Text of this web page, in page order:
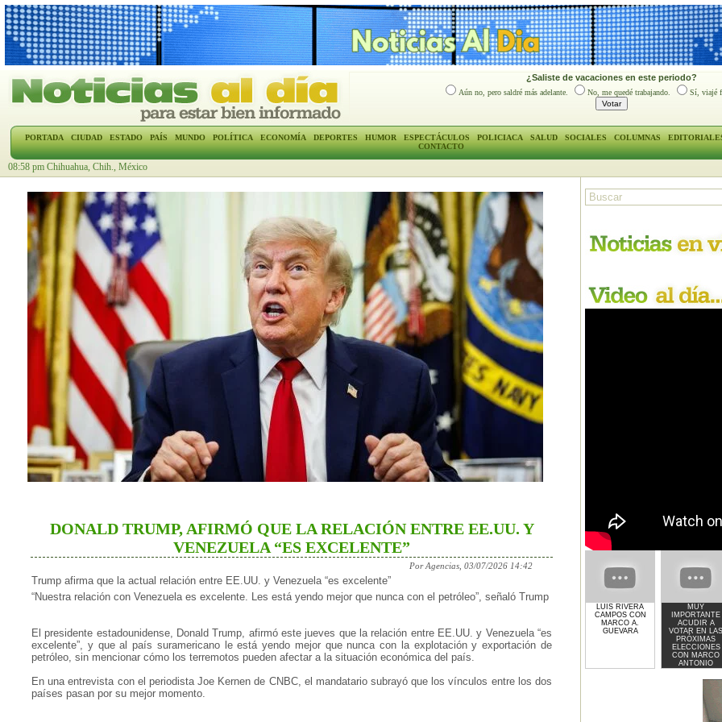
¿Saliste de vacaciones en este periodo?
Aún no, pero saldré más adelante. No, me quedé trabajando. Sí, viajé
PORTADA CIUDAD ESTADO PAÍS MUNDO POLÍTICA ECONOMÍA DEPORTES HUMOR ESPECTÁCULOS POLICIACA SALUD SOCIALES COLUMNAS
CONTACTO
08:58 pm Chihuahua, Chih., México
DONALD TRUMP, AFIRMÓ QUE LA RELACIÓN ENTRE EE.UU. Y
VENEZUELA “ES EXCELENTE”
Por Agencias, 03/07/2026 14:42
Trump afirma que la actual relación entre EE.UU. y Venezuela “es excelente”
“Nuestra relación con Venezuela es excelente. Les está yendo mejor que nunca con el petróleo”, señaló Trump
El presidente estadounidense, Donald Trump, afirmó este jueves que la relación entre EE.UU. y Venezuela “es
excelente”, y que al país suramericano le está yendo mejor que nunca con la explotación y exportación de
petróleo, sin mencionar cómo los terremotos pueden afectar a la situación económica del país.
En una entrevista con el periodista Joe Kernen de CNBC, el mandatario subrayó que los vínculos entre los dos
países pasan por su mejor momento.
LUIS RIVERA
CAMPOS CON
MARCO A.
GUEVARA
MUY
IMPORTANTE
ACUDIR A
VOTAR EN LAS
PRÓXIMAS
ELECCIONES
CON MARCO
ANTONIO
GUEVARA